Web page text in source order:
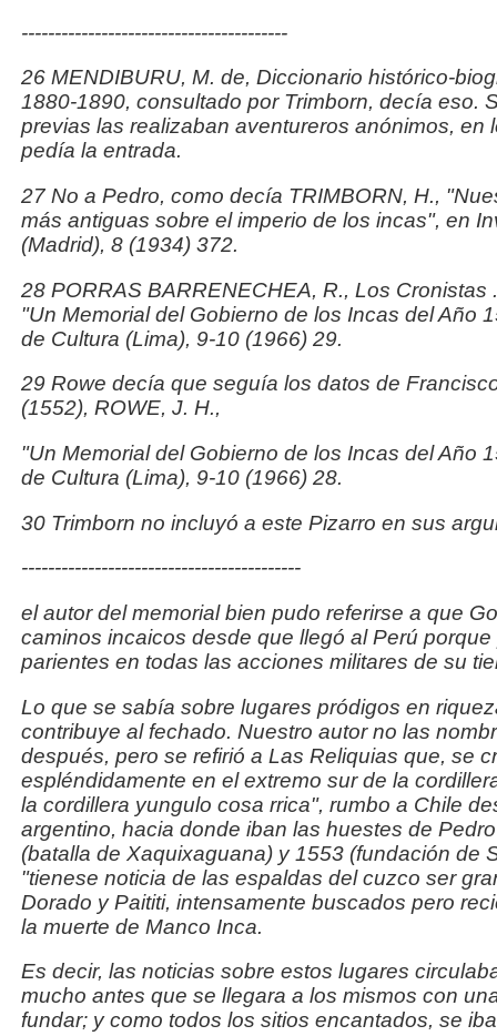
----------------------------------------
26 MENDIBURU, M. de, Diccionario histórico-
1880-1890, consultado por Trimborn, decía eso.
previas las realizaban aventureros anónimos, en
pedía la entrada.
27 No a Pedro, como decía TRIMBORN, H.,
más antiguas sobre el imperio de los incas", en
(Madrid), 8 (1934) 372.
28 PORRAS BARRENECHEA, R., Los Cronistas
"Un Memorial del Gobierno de los Incas del Año
de Cultura (Lima), 9-10 (1966) 29.
29 Rowe decía que seguía los datos de
(1552), ROWE, J. H.,
"Un Memorial del Gobierno de los Incas del Año
de Cultura (Lima), 9-10 (1966) 28.
30 Trimborn no incluyó a este Pizarro en sus
------------------------------------------
el autor del memorial bien pudo referirse a que
caminos incaicos desde que llegó al Perú
parientes en todas las acciones militares de su
Lo que se sabía sobre lugares pródigos en
contribuye al fechado. Nuestro autor no las
después, pero se refirió a Las Reliquias que, se
espléndidamente en elextremo sur de la
la cordillera yungulo cosa rrica", rumbo a Chile
argentino, hacia donde iban las huestes de
(batalla de Xaquixaguana) y 1553 (fundación de
"tienese noticia de las espaldas del cuzco ser
Dorado y Paititi, intensamente buscados pero
la muerte de Manco Inca.
Es decir, las noticias sobre estos lugares
mucho antes que se llegara a los mismos con
fundar; y como todos los sitios encantados, se